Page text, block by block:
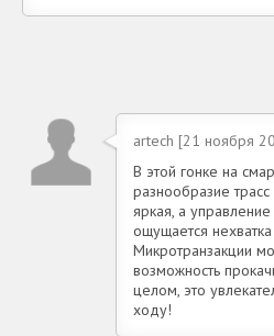
artech [21 ноября
В этой гонке на
разнообразие
яркая, а
ощущается
Микротранзакции
возможность
целом, это
ходу!